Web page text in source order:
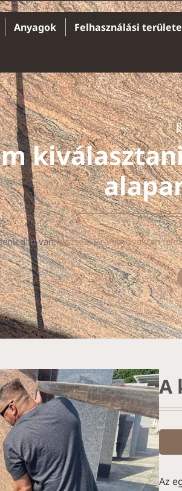
Anyagok Felhasználási
itt van:Mozsgai Gránit>Gyakran
A
Az